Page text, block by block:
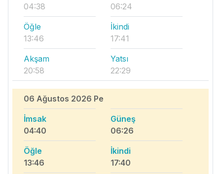
04:38
06:24
Öğle
13:46
İkindi
17:41
Akşam
20:58
Yatsı
22:29
06 Ağustos 2026 Pe
İmsak
04:40
Güneş
06:26
Öğle
13:46
İkindi
17:40